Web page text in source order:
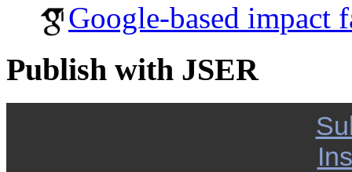
Google-based impact
Publish with JSER